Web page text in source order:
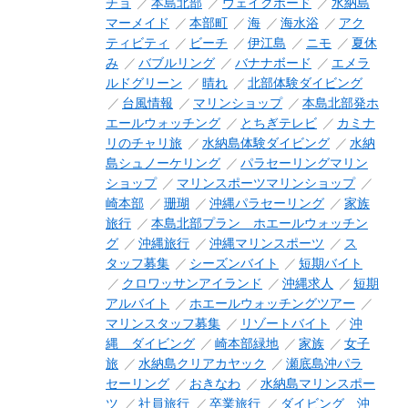
マーメイド
本部町 海 海水浴
アク
ティビティ
ビーチ 伊江島 ニモ
夏休
み
バブルリング バナナボード
エメラ
ルドグリーン
晴れ
北部体験ダイビング
台風情報
マリンショップ
本島北部発ホ
エールウォッチング
とちぎテレビ
カミナ
リのチャリ旅
水納島体験ダイビング
水納
島シュノーケリング
パラセーリングマリン
ショップ
マリンスポーツマリンショップ
崎本部
珊瑚 沖縄パラセーリング
家族
旅行
本島北部プラン ホエールウォッチン
グ
沖縄旅行 沖縄マリンスポーツ
ス
タッフ募集
シーズンバイト
短期バイト
クロワッサンアイランド
沖縄求人
短期
アルバイト
ホエールウォッチングツアー
マリンスタッフ募集
リゾートバイト
沖
縄 ダイビング
崎本部緑地 家族
女子
旅
水納島クリアカヤック
瀬底島沖パラ
セーリング
おきなわ
水納島マリンスポー
ツ
社員旅行 卒業旅行 ダイビング 沖